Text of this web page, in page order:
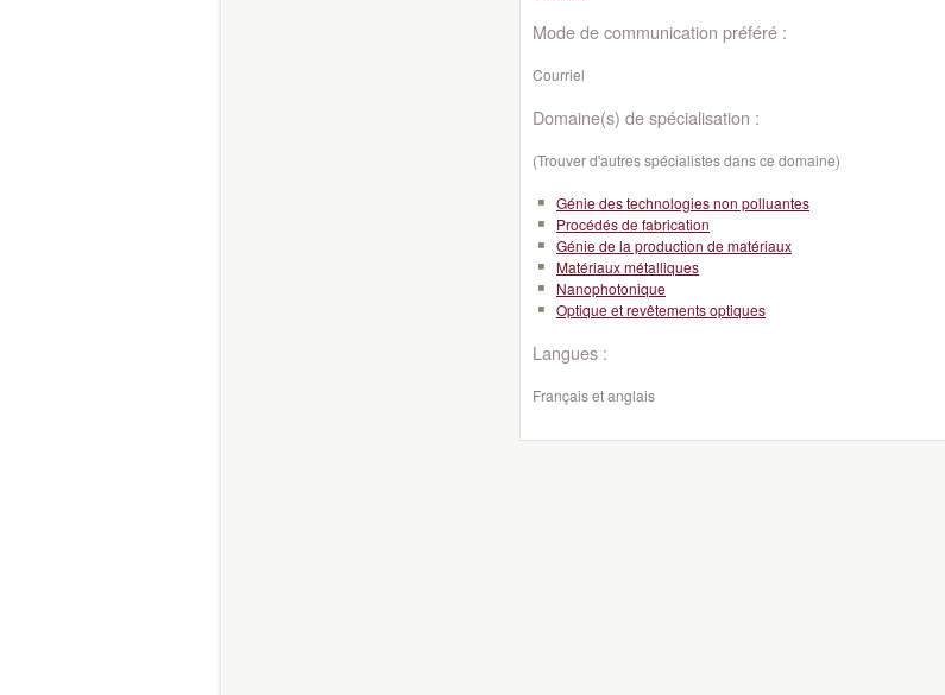
Mode de communication préféré :
Courriel
Domaine(s) de spécialisation :
(Trouver d'autres spécialistes dans ce domaine)
Génie des technologies non polluantes
Procédés de fabrication
Génie de la production de matériaux
Matériaux métalliques
Nanophotonique
Optique et revêtements optiques
Langues :
Français et anglais